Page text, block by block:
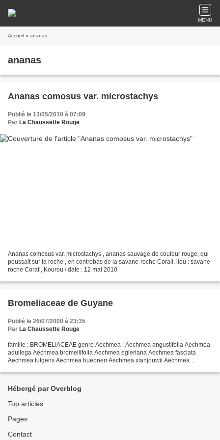
MENU
Accueil » ananas
ananas
Ananas comosus var. microstachys
Publié le 13/05/2010 à 07:09
Par La Chaussette Rouge
Ananas comosus var. microstachys , ananas sauvage de couleur rouge, qui
poussait sur la roche , en contrebas de la savane-roche Corail. lieu : savane-
roche Corail, Kourou / date : 12 mai 2010
Bromeliaceae de Guyane
Publié le 26/07/2000 à 23:35
Par La Chaussette Rouge
famille : BROMELIACEAE genre Aechmea : Aechmea angustifolia Aechmea
aquilega Aechmea bromeliifolia Aechmea egleriana Aechmea fasciata
Aechmea fulgens Aechmea huebneri Aechmea xlanjouwii Aechmea
Hébergé par Overblog
Top articles
Pages
Contact